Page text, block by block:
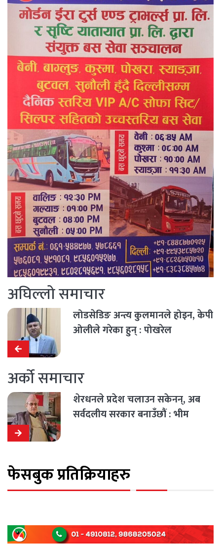
अघिल्लो समाचार
लोडसेडिङ अन्त्य कुलमानले होइन, केपी
ओलीले गरेका हुन् : पोखरेल
अर्को समाचार
शेरधनले प्रदेश चलाउन सकेनन्, अब
सर्वदलीय सरकार बनाउँछौं : भीम
फेसबुक प्रतिक्रियाहरु